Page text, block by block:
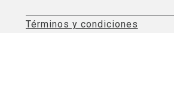
Términos y condiciones